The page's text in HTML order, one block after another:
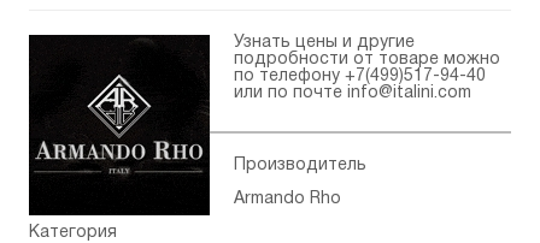
Узнать цены и другие
подробности от товаре можно
по телефону +7(499)517-94-40
или по почте
info@italini.com
Производитель
Armando Rho
Категория